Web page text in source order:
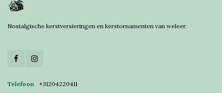
Nostalgische kerstversieringen en kerstornamenten van weleer.
Telefoon
+31204220411